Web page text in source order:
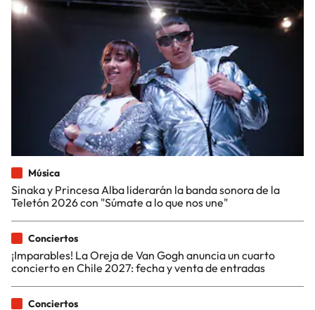
Música
Sinaka y Princesa Alba liderarán la banda sonora de la
Teletón 2026 con "Súmate a lo que nos une"
Conciertos
¡Imparables! La Oreja de Van Gogh anuncia un cuarto
concierto en Chile 2027: fecha y venta de entradas
Conciertos